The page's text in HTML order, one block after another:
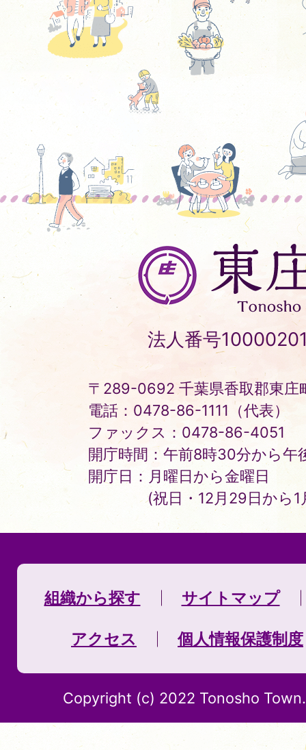
東
庄
町
Tonosho
Town
法人番号
〒289-0692 千葉県香取郡東庄
電話：0478-86-1111（代表）
ファックス：0478-86-4051
開庁時間：午前8時30分から午
開庁日：月曜日から金曜日
(祝日・12月29日から
組織から探す サイトマップ
アクセス 個人情報保護制度
Copyright (c) 2022 Tonosho